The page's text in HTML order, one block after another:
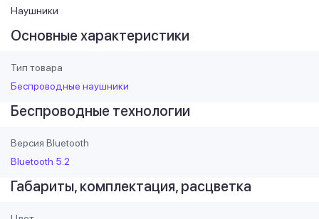
Наушники
Основные характеристики
Тип товара
Беспроводные наушники
Беспроводные технологии
Версия Bluetooth
Bluetooth 5.2
Габариты, комплектация, расцветка